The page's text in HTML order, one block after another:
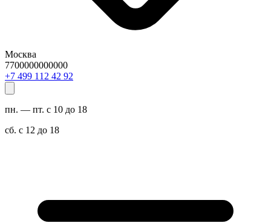
Москва
7700000000000
29 24 211 994 7+
пн. — пт. с 10 до 18
сб. с 12 до 18